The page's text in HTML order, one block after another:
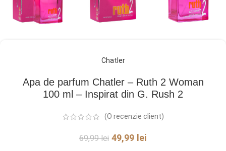
Chatler
Apa de parfum Chatler – Ruth 2 Woman
100 ml – Inspirat din G. Rush 2
(O recenzie client)
69,99lei 49,99 lei